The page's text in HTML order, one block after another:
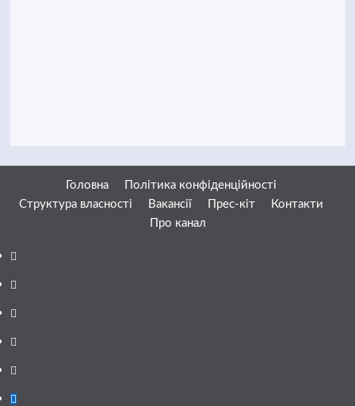
Головна
Політика конфіденційності
Структура власності
Вакансії Прес-кіт
Контакти
Про канал
Facebook
YouTube
Telegram
Instagram
Twitter
Google